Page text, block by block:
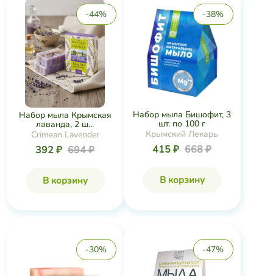
-44%
Набор мыла Крымская
лаванда, 2 ш...
Crimean Lavender
392 ₽ 694 ₽
В корзину
-38%
Набор мыла Бишофит, 3
шт. по 100 г
Крымский Лекарь
415 ₽ 668 ₽
В корзину
-30% -47%